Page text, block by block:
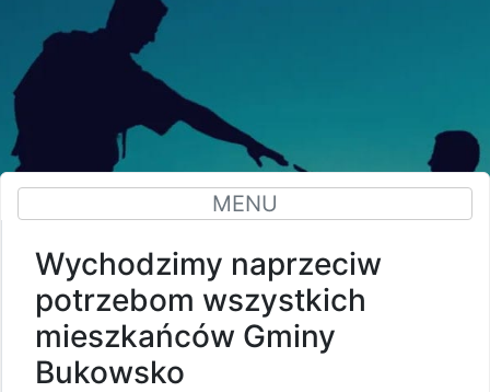
MENU
Wychodzimy naprzeciw
potrzebom wszystkich
mieszkańców Gminy
Bukowsko